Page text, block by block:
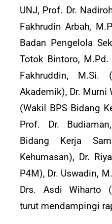
UNJ, Prof. Dr.
Fakhrudin Arbah,
Badan Pengelola
Totok Bintoro, M.Pd.
Fakhruddin, M.Si.
Akademik), Dr. Murni
(Wakil BPS Bidang
Prof. Dr.
Bidang Kerja
Kehumasan), Dr.
P4M), Dr. Uswadin,
Drs. Asdi Wiharto
turut mendampingi